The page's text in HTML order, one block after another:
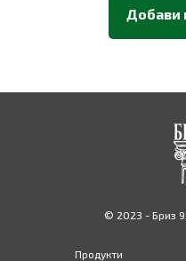
Добави
© 2023 - Бриз
Продукти